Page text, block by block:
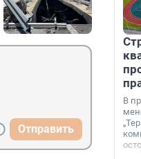
Отправить
В